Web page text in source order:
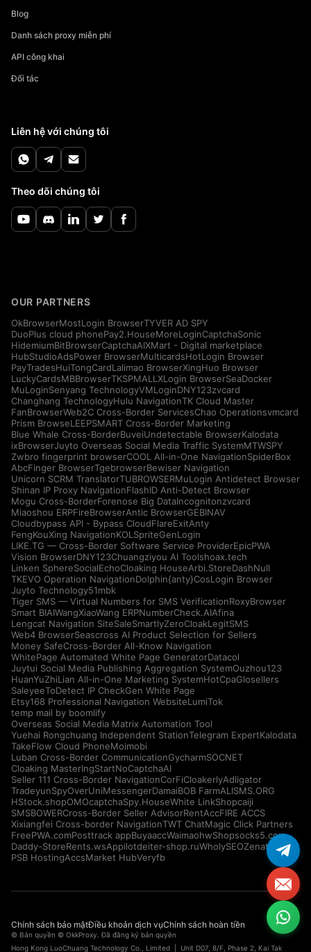
Blog
Danh sách proxy miễn phí
API công khai
Đối tác
Liên hệ với chúng tôi
Theo dõi chúng tôi
OUR PARTNERS
OkBrowserMostLogin BrowserTYVER AD SPY
DuoPlus cloud phonePay2.HouseMoreLoginCaptchaSonic
HidemiumBitBrowserCaptchaAIXMart - Digital marketplace
HubStudioAdsPower BrowserMulticardsHotLogin Browser
PayTradesHuiTongCardLalimao BrowserXingHuo Browser
LuckyCardsMBBrowserTKSPMALLXLogin BrowserSeaDocker
MuLoginSenyang TechnologyVMLoginDNY123zvcard
Changhang TechnologyHulu NavigationTK Cloud Master
FanBrowserWeb2C Cross-Border ServicesChao Operationsvmcard
Prism BrowseLEEPSMART Cross-Border Marketing
Blue Whale Cross-BorderBuveiUndetectable BrowserKalodata
ixBrowserJuyto Overseas Social Media Traffic SystemMTWSPY
Zwbro fingerprint browserCOOL All-in-One NavigationSpiderBox
AbcFinger BrowserTgebrowserBewiser Navigation
Unicorn SCRM TranslatorTUBROWSERMuLogin Antidetect Browser
Shinan IP Proxy NavigationFlashID Anti-Detect Browser
Mogu Cross-BorderForenose Big DataIncognitonzvcard
Miaoshou ERPFireBrowserAntic BrowserGEBINAV
Cloudbypass API - Bypass CloudFlareExitAnty
FengKouXing NavigationKOLSpriteGenLogin
LIKE.TG — Cross-Border Software Service ProviderEpicPWA
Vision BrowserDNY123Chuangziyou AI Toolshoax.tech
Linken SphereSocialEchoCloaking HouseArbi.StoreDashNull
TKEVO Operation NavigationDolphin{anty}CosLogin Browser
Juyto Technology51mbk
Tiger SMS — Virtual Numbers for SMS VerificationRoxyBrowser
Smart BIAIWangXiaoWang ERPNumberCheck.AIAfina
Lengcat Navigation SiteSaleSmartlyZeroCloakLegitSMS
Web4 BrowserSeascross AI Product Selection for Sellers
Money SafeCross-Border All-Know Navigation
WhitePage Automated White Page GeneratorDatacol
Juytui Social Media Publishing Aggregation SystemOuzhou123
HuanYuZhiLian All-in-One Marketing SystemHotCpaGlosellers
SaleyeeToDetect IP CheckGen White Page
Etsy168 Professional Navigation WebsiteLumiTok
temp mail by boomlify
Overseas Social Media Matrix Automation Tool
Yuehai Rongchuang Independent StationTelegram ExpertKalodata
TakeFlow Cloud PhoneMoimobi
Luban Cross-Border CommunicationGycharmSOCNET
Cloaking MasterIngStartNoCaptchaAI
Seller 111 Cross-Border NavigationCorFiCloakerlyAdligator
TradeyunSpyOverUniMessengerDamaiBOB FarmALISMS.ORG
HStock.shopOMOcaptchaSpy.HouseWhite LinkShopcaiji
SMSBOWERCross-Border Seller AdvisorRentAccFIRE ACCS
Xixiangfei Cross-border NavigationTWT ChatMagic Click Partners
FreePWA.comPosttrack appBuyaaccWaimaohwShopsocks5.com
Daddy-StoreRents.wsAppilotdeiter-shop.ruWholySEOZenattica
PSB HostingAccsMarket HubVeryfb
Chính sách bảo mậtĐiều khoản dịch vụChính sách hoàn tiền
© Bản quyền © OkkProxy. Đã đăng ký bản quyền
Hong Kong LuoChuang Technology Co., Limited | Unit D07, 8/F, Phase 2, Kai Tak